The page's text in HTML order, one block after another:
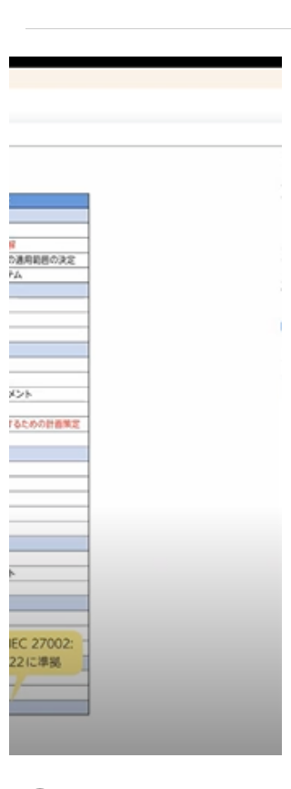
2024年10月20日
読了時間: 2分
【2024年9月】セキュリティ
会)
た。 ようするにSASEって何？と言っている
状態ではエンジニアとしては、時代に即した
知識を持っていないエンジニアという烙印を
押されてしまう時代になってきたということ
です。 参考資料は、「これ1冊で丸わかり 完
全図解 セキュリティー実践...